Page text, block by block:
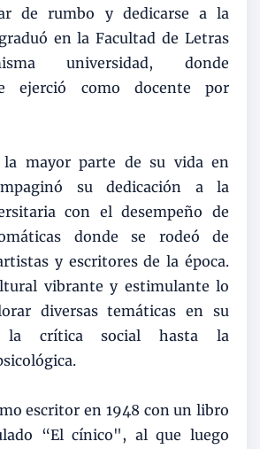
de rumbo y dedicarse a la
en la Facultad de Letras
universidad, donde
ejerció como docente por
la mayor parte de su vida en
su dedicación a la
con el desempeño de
donde se rodeó de
y escritores de la época.
vibrante y estimulante lo
diversas temáticas en su
la crítica social hasta la
escritor en 1948 con un libro
“El cínico", al que luego